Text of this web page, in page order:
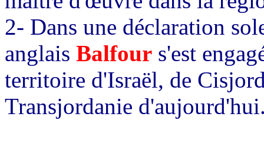
2- Dans une déclaration
anglais Balfour s'est
territoire d'Israël, de
Transjordanie